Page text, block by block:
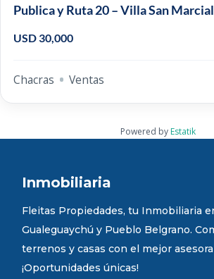
Publica y Ruta 20 – Villa San Marcial
USD 30,000
Chacras Ventas
Powered by Estatik
Inmobiliaria
Fleitas Propiedades, tu Inmobiliaria
Gualeguaychú y Pueblo Belgrano.
terrenos y casas con el mejor
¡Oportunidades únicas!